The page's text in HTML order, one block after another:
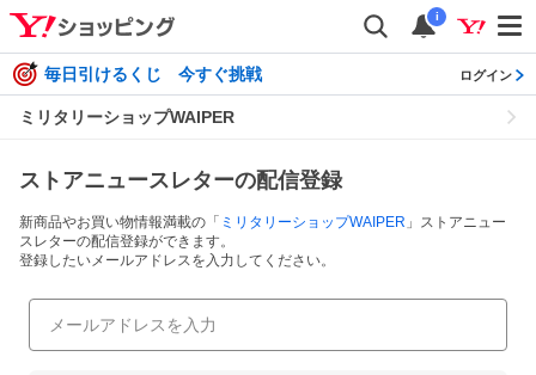
i
毎日引けるくじ 今すぐ挑戦 ログイン
ミリタリーショップWAIPER
ストアニュースレターの配信登録
新商品やお買い物情報満載の「 ミリタリーショップWAIPER 」ストアニュー
スレターの配信登録ができます。
登録したいメールアドレスを入力してください。